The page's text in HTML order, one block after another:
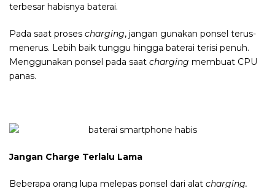
terbesar habisnya baterai.
Pada saat proses charging, jangan gunakan ponsel terus-
menerus. Lebih baik tunggu hingga baterai terisi penuh.
Menggunakan ponsel pada saat charging membuat CPU
panas.
Jangan Charge Terlalu Lama
Beberapa orang lupa melepas ponsel dari alat charging.